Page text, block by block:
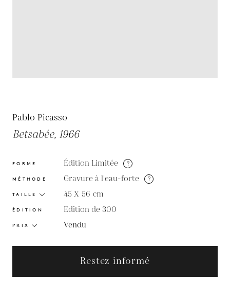
Pablo Picasso
Betsabée, 1966
FORME Édition Limitée ?
MÉTHODE Gravure à l'eau-forte ?
TAILLE 45 X 56 cm
ÉDITION Edition de 300
PRIX Vendu
Restez informé